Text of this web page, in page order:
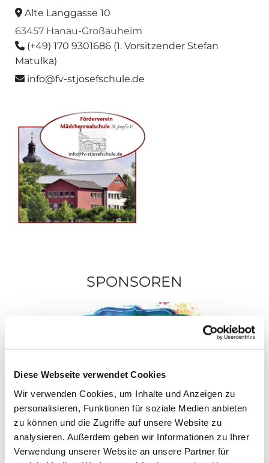
Diese Webseite verwendet Cookies
Wir verwenden Cookies, um Inhalte und Anzeigen zu
personalisieren, Funktionen für soziale Medien anbieten
zu können und die Zugriffe auf unsere Website zu
analysieren. Außerdem geben wir Informationen zu Ihrer
Verwendung unserer Website an unsere Partner für
 Alte Langgasse 10
63457 Hanau-Großauheim
 (+49) 170 9301686 (1. Vorsitzender Stefan
Matulka)
 info@fv-stjosefschule.de
SPONSOREN